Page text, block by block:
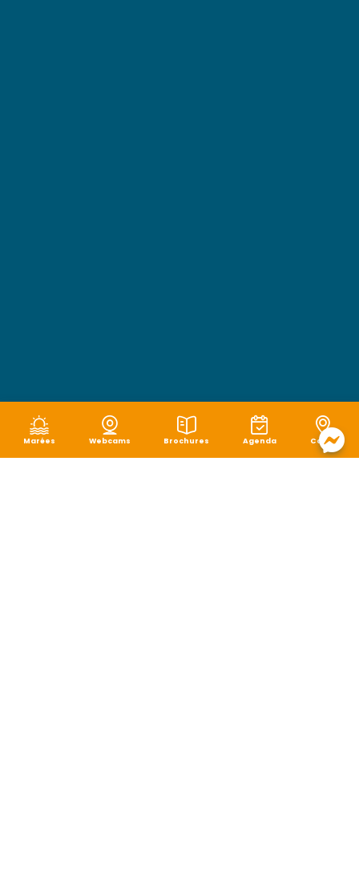
Marées Webcams Brochures Agenda Carte